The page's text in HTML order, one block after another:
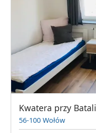
Kwatera przy
56-100 Wołów